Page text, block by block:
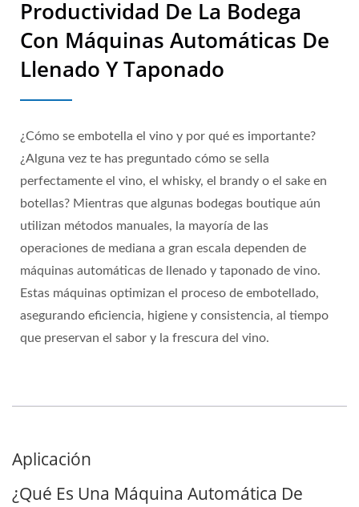
Productividad De La Bodega
Con Máquinas Automáticas De
Llenado Y Taponado
¿Cómo se embotella el vino y por qué es importante?
¿Alguna vez te has preguntado cómo se sella
perfectamente el vino, el whisky, el brandy o el sake en
botellas? Mientras que algunas bodegas boutique aún
utilizan métodos manuales, la mayoría de las
operaciones de mediana a gran escala dependen de
máquinas automáticas de llenado y taponado de vino.
Estas máquinas optimizan el proceso de embotellado,
asegurando eficiencia, higiene y consistencia, al tiempo
que preservan el sabor y la frescura del vino.
Aplicación
¿Qué Es Una Máquina Automática De